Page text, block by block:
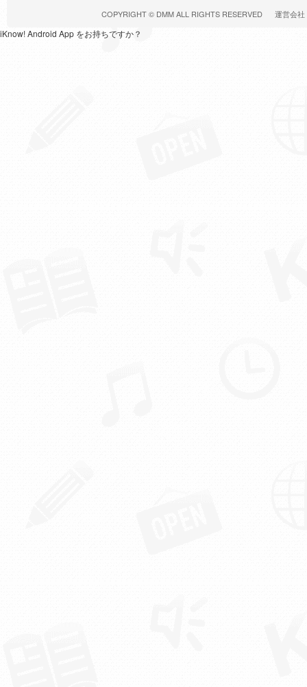
COPYRIGHT © DMMALL RIGHTS RESERVED 運営会社
iKnow! Android App をお持ちですか？